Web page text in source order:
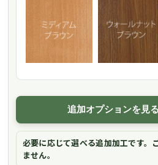
追加オプションを見る
必要に応じて選べる追加加工です。
ません。